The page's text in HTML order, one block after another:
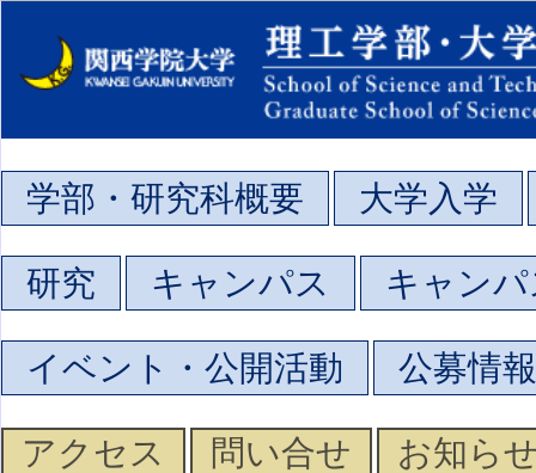
学部・研究科概要 大学入学
研究 キャンパス キャン
イベント・公開活動 公募情報
アクセス 問い合せ お知ら